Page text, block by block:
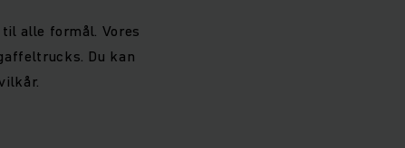
alle formål. Vores
Du kan